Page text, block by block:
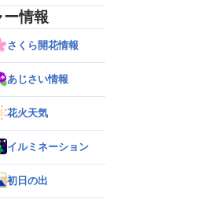
ー情報
さくら開花情報
あじさい情報
花火天気
イルミネーション
初日の出